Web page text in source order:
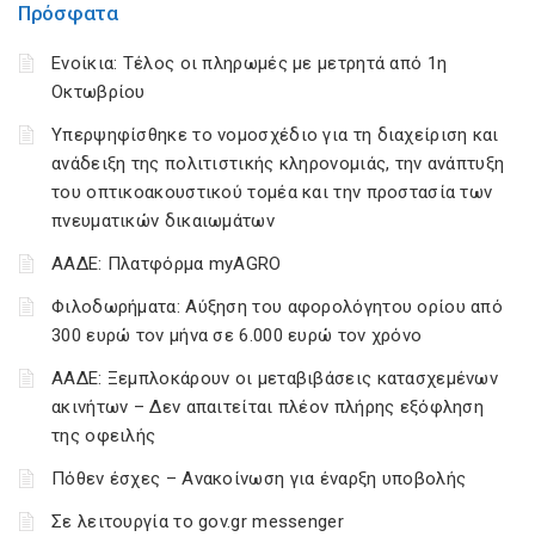
Πρόσφατα
Ενοίκια: Τέλος οι πληρωμές με μετρητά από 1η
Οκτωβρίου
Υπερψηφίσθηκε το νομοσχέδιο για τη διαχείριση και
ανάδειξη της πολιτιστικής κληρονομιάς, την ανάπτυξη
του οπτικοακουστικού τομέα και την προστασία των
πνευματικών δικαιωμάτων
ΑΑΔΕ: Πλατφόρμα myAGRO
Φιλοδωρήματα: Αύξηση του αφορολόγητου ορίου από
300 ευρώ τον μήνα σε 6.000 ευρώ τον χρόνο
ΑΑΔΕ: Ξεμπλοκάρουν οι μεταβιβάσεις κατασχεμένων
ακινήτων – Δεν απαιτείται πλέον πλήρης εξόφληση
της οφειλής
Πόθεν έσχες – Ανακοίνωση για έναρξη υποβολής
Σε λειτουργία το gov.gr messenger